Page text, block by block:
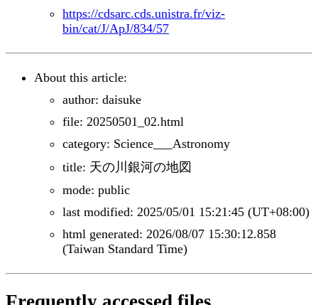
https://cdsarc.cds.unistra.fr/viz-
bin/cat/J/ApJ/834/57
About this article:
author: daisuke
file: 20250501_02.html
category: Science___Astronomy
title: 天の川銀河の地図
mode: public
last modified: 2025/05/01 15:21:45 (UT+08:00)
html generated: 2026/08/07 15:30:12.858
(Taiwan Standard Time)